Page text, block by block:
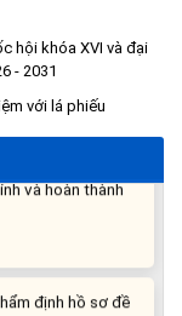
hội khóa XVI và đại
- 2031
với lá phiếu
Quy hoạch
thiếu đất sản
qua công tác
và hoàn thành
số 13 năm 2025